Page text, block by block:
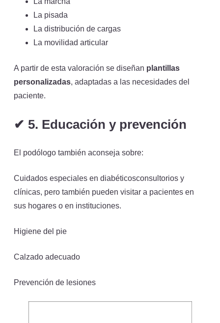
La pisada
La distribución de cargas
La movilidad articular
A partir de esta valoración se diseñan plantillas
personalizadas, adaptadas a las necesidades del
paciente.
✔ 5. Educación y prevención
El podólogo también aconseja sobre:
Cuidados especiales en diabéticosconsultorios y
clínicas, pero también pueden visitar a pacientes en
sus hogares o en instituciones.
Higiene del pie
Calzado adecuado
Prevención de lesiones